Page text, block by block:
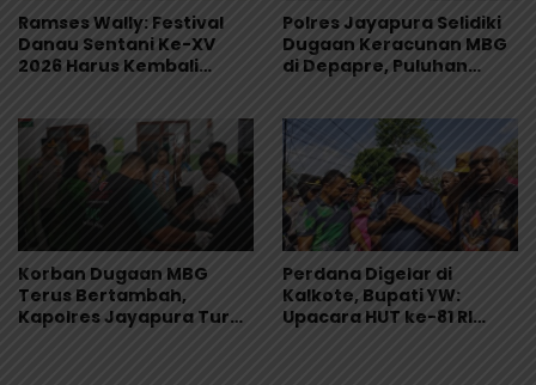
Ramses Wally: Festival
Danau Sentani Ke-XV
2026 Harus Kembali
Polres Jayapura Selidiki
Dugaan Keracunan MBG
di Depapre, Puluhan
Korban Dugaan MBG
Terus Bertambah,
Kapolres Jayapura Turun
Perdana Digelar di
Kalkote, Bupati YW:
Upacara HUT ke-81 RI